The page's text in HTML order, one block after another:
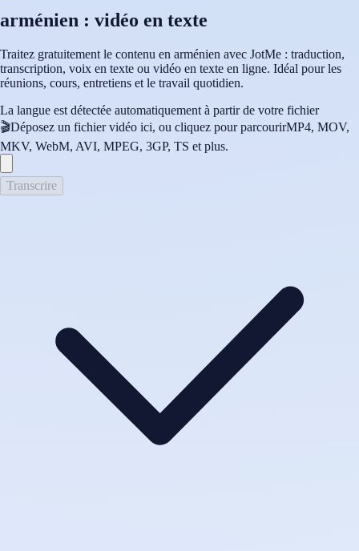
arménien : vidéo en texte
Traitez gratuitement le contenu en arménien avec JotMe : traduction,
transcription, voix en texte ou vidéo en texte en ligne. Idéal pour les
réunions, cours, entretiens et le travail quotidien.
La langue est détectée automatiquement à partir de votre fichier
🎬Déposez un fichier vidéo ici, ou cliquez pour parcourirMP4, MOV,
MKV, WebM, AVI, MPEG, 3GP, TS et plus.
Transcrire